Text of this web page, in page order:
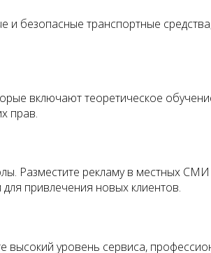
безопасные транспортные
включают теоретическое
прав.
рекламу в местных СМИ
привлечения новых клиентов.
уровень сервиса,